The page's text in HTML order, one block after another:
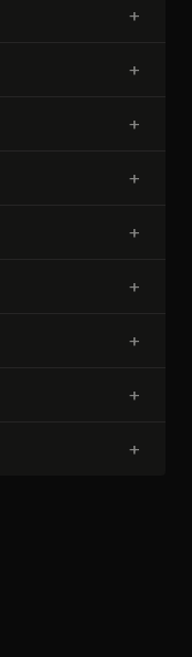
+
+
+
+
+
+
+
+
+